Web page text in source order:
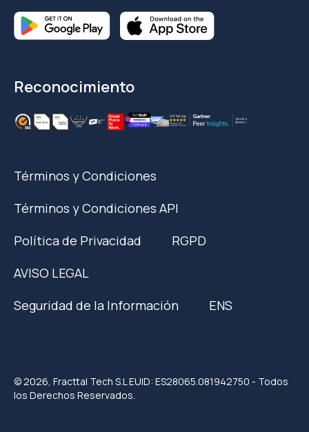
Reconocimiento
Términos y Condiciones
Términos y Condiciones API
Política de Privacidad
RGPD
AVISO LEGAL
Seguridad de la Información
ENS
© 2026, Fracttal Tech S.L EUID: ES28065.081942750 - Todos
los Derechos Reservados.